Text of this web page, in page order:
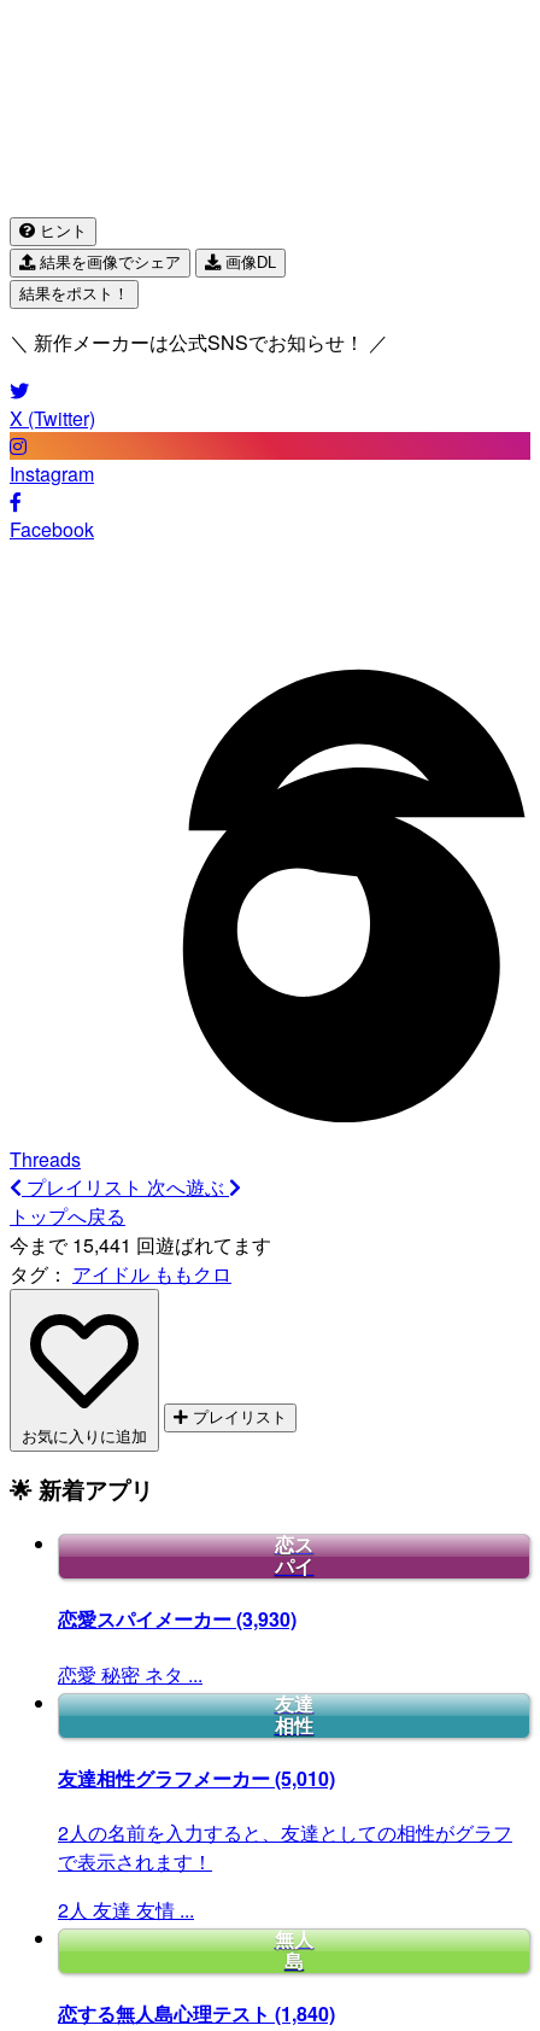
ヒント
結果を画像でシェア
画像DL
結果をポスト！
＼ 新作メーカーは公式SNSでお知らせ！ ／
X (Twitter)
Instagram
Facebook
Threads
プレイリスト 次へ遊ぶ
トップへ戻る
今まで 15,441 回遊ばれてます
タグ： アイドル ももクロ
お気に入りに追加
プレイリスト
🌟 新着アプリ
恋ス
パイ
恋愛スパイメーカー(3,930)
恋愛 秘密 ネタ ...
友達
相性
友達相性グラフメーカー(5,010)
2人の名前を入力すると、友達としての相性がグラフ
で表示されます！
2人 友達 友情 ...
無人
島
恋する無人島心理テスト (1,840)